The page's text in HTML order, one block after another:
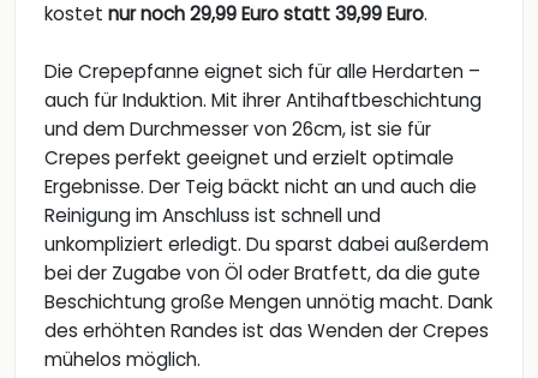
kostet nur noch 29,99 Euro statt 39,99 Euro.
Die Crepepfanne eignet sich für alle Herdarten –
auch für Induktion. Mit ihrer Antihaftbeschichtung
und dem Durchmesser von 26cm, ist sie für
Crepes perfekt geeignet und erzielt optimale
Ergebnisse. Der Teig bäckt nicht an und auch die
Reinigung im Anschluss ist schnell und
unkompliziert erledigt. Du sparst dabei außerdem
bei der Zugabe von Öl oder Bratfett, da die gute
Beschichtung große Mengen unnötig macht. Dank
des erhöhten Randes ist das Wenden der Crepes
mühelos möglich.